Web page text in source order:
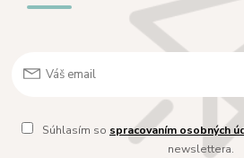
Súhlasím so spracovaním osobných
newslettera.